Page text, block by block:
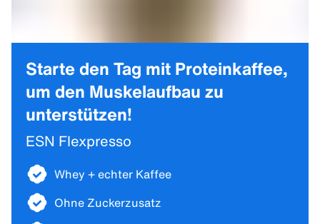
Starte den Tag mit Proteinkaffee,
um den Muskelaufbau zu
unterstützen!
ESN Flexpresso
Whey + echter Kaffee
Ohne Zuckerzusatz